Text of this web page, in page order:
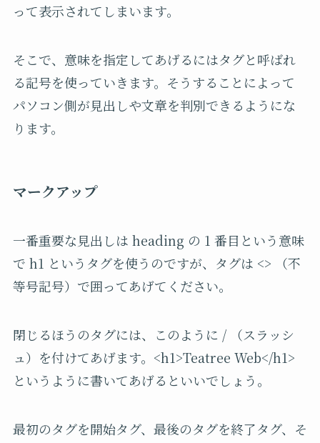
って表示されてしまいます。
そこで、意味を指定してあげるにはタグと呼ばれ
る記号を使っていきます。そうすることによって
パソコン側が見出しや文章を判別できるようにな
ります。
マークアップ
一番重要な見出しは heading の 1 番目という意味
で h1 というタグを使うのですが、タグは <> （不
等号記号）で囲ってあげてください。
閉じるほうのタグには、このように / （スラッシ
ュ）を付けてあげます。<h1>Teatree Web</h1>
というように書いてあげるといいでしょう。
最初のタグを開始タグ、最後のタグを終了タグ、そ